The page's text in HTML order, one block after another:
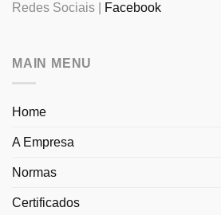
Redes Sociais | Facebook
MAIN MENU
Home
A Empresa
Normas
Certificados